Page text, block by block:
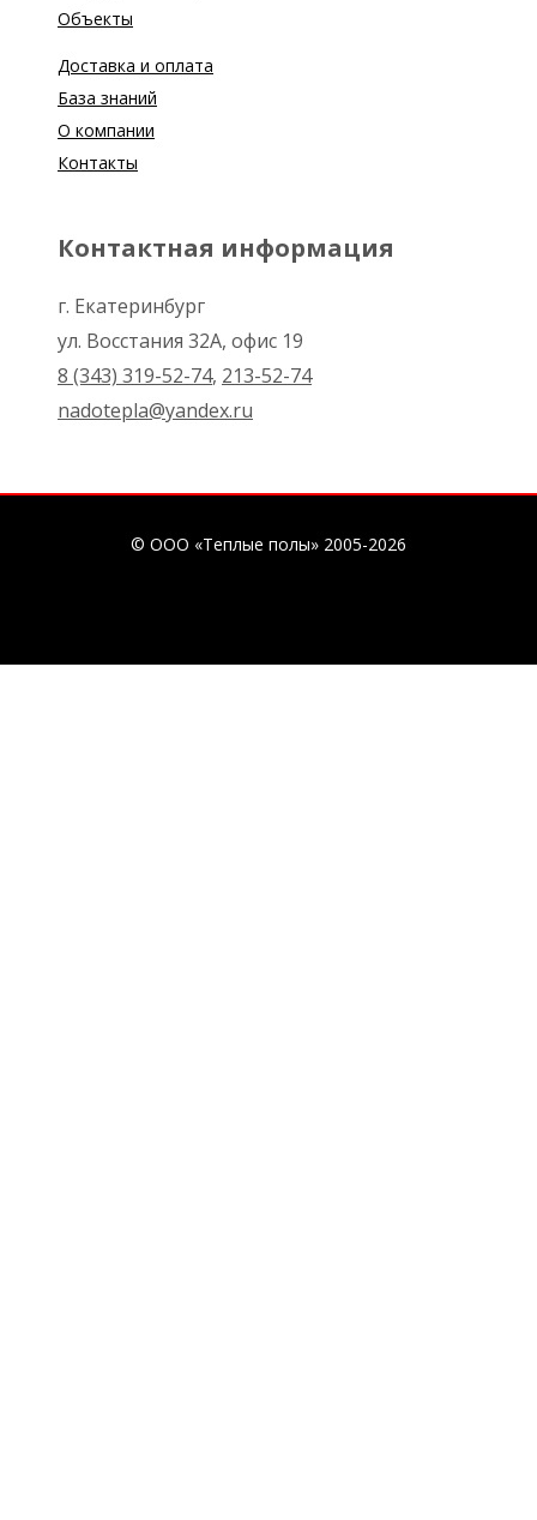
Объекты
Доставка и оплата
База знаний
О компании
Контакты
Контактная информация
г. Екатеринбург
ул. Восстания 32А, офис 19
8 (343) 319-52-74, 213-52-74
nadotepla@yandex.ru
© ООО «Теплые полы» 2005-2026